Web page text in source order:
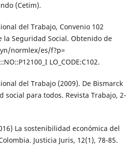
(Cetim).
del Trabajo, Convenio 102
la Seguridad Social. Obtenido de
normlex/es/f?p=
LO_CODE:C102.
del Trabajo (2009). De Bismarck
social para todos. Revista Trabajo, 2-
La sostenibilidad económica del
Justicia Juris, 12(1), 78-85.